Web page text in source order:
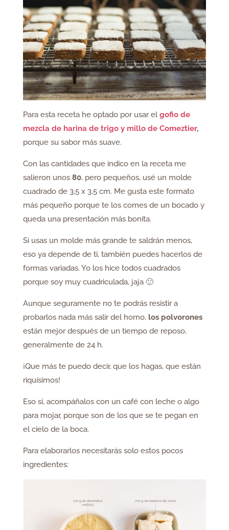
Para esta receta he optado por usar elgofio de
mezcla de harina de trigo y millo de Comeztier,
porque su sabor más suave.
Con las cantidades que indico en la receta me
salieron unos 80, pero pequeños, usé un molde
cuadrado de 3,5 x 3,5 cm. Me gusta este formato
más pequeño porque te los comes de un bocado y
queda una presentación más bonita.
Si usas un molde más grande te saldrán menos,
eso ya depende de ti, también puedes hacerlos de
formas variadas. Yo los hice todos cuadrados
porque soy muy cuadriculada, jaja 🙂
Aunque seguramente no te podrás resistir a
probarlos nada más salir del horno,los polvorones
están mejor después de un tiempo de reposo,
generalmente de 24 h.
¡Que más te puedo decir, que los hagas, que están
riquísimos!
Eso sí, acompáñalos con un café con leche o algo
para mojar, porque son de los que se te pegan en
el cielo de la boca.
Para elaborarlos necesitarás solo estos pocos
ingredientes: